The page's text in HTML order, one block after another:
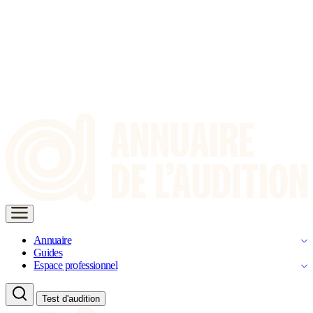
Annuaire
Guides
Espace professionnel
Test d'audition